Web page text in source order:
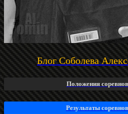
Блог Соболева
Положения
Результаты